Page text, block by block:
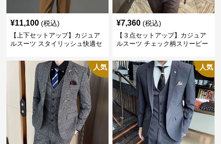
¥11,100 (税込)
【上下セットアップ】カジュア
ルスーツ スタイリッシュ快適セ
¥7,360 (税込)
【３点セットアップ】カジュア
ルスーツ チェック柄スリーピー
人気 人気